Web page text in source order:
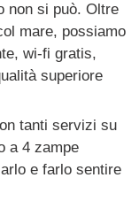
non si può. Oltre
mare, possiamo
wi-fi gratis,
superiore
tanti servizi su
a 4 zampe
e farlo sentire